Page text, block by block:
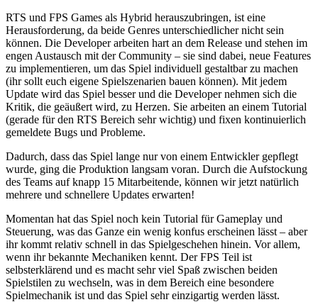
RTS und FPS Games als Hybrid herauszubringen, ist eine
Herausforderung, da beide Genres unterschiedlicher nicht sein
können. Die Developer arbeiten hart an dem Release und stehen im
engen Austausch mit der Community – sie sind dabei, neue Features
zu implementieren, um das Spiel individuell gestaltbar zu machen
(ihr sollt euch eigene Spielszenarien bauen können). Mit jedem
Update wird das Spiel besser und die Developer nehmen sich die
Kritik, die geäußert wird, zu Herzen. Sie arbeiten an einem Tutorial
(gerade für den RTS Bereich sehr wichtig) und fixen kontinuierlich
gemeldete Bugs und Probleme.
Dadurch, dass das Spiel lange nur von einem Entwickler gepflegt
wurde, ging die Produktion langsam voran. Durch die Aufstockung
des Teams auf knapp 15 Mitarbeitende, können wir jetzt natürlich
mehrere und schnellere Updates erwarten!
Momentan hat das Spiel noch kein Tutorial für Gameplay und
Steuerung, was das Ganze ein wenig konfus erscheinen lässt – aber
ihr kommt relativ schnell in das Spielgeschehen hinein. Vor allem,
wenn ihr bekannte Mechaniken kennt. Der FPS Teil ist
selbsterklärend und es macht sehr viel Spaß zwischen beiden
Spielstilen zu wechseln, was in dem Bereich eine besondere
Spielmechanik ist und das Spiel sehr einzigartig werden lässt.